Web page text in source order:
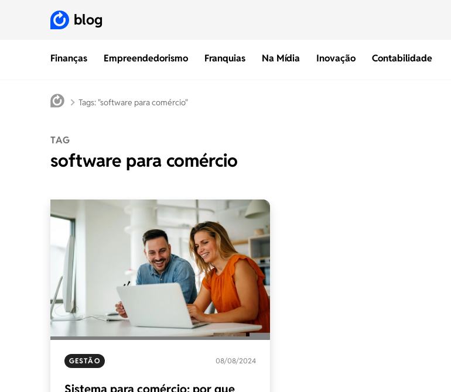
Finanças Empreendedorismo Franquias Na Mídia Inovação Contabilidade
blog
Tags: "software para comércio"
TAG
software para comércio
GESTÃO 08/08/2024
Sistema para comércio: por que